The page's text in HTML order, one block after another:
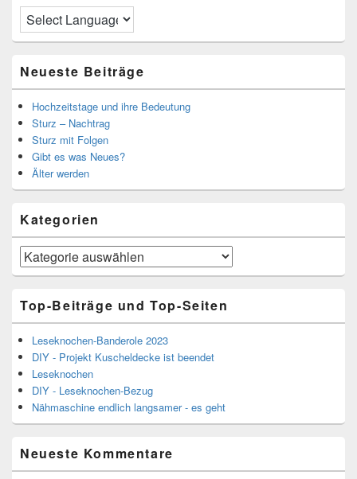
Neueste Beiträge
Hochzeitstage und ihre Bedeutung
Sturz – Nachtrag
Sturz mit Folgen
Gibt es was Neues?
Älter werden
Kategorien
Kategorien
Top-Beiträge und Top-Seiten
Leseknochen-Banderole 2023
DIY - Projekt Kuscheldecke ist beendet
Leseknochen
DIY - Leseknochen-Bezug
Nähmaschine endlich langsamer - es geht
Neueste Kommentare